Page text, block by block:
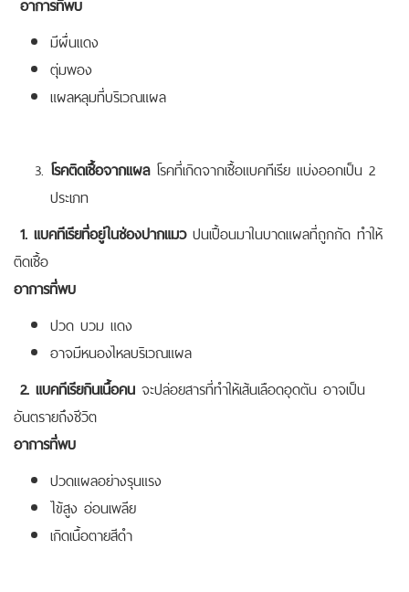
มีผื่นแดง
ตุ่มพอง
แผลหลุมที่บริเวณแผล
โรคติดเชื้อจากแผลโรคที่เกิดจากเชื้อแบคทีเรีย แบ่งออกเป็น 2
ประเภท
1. แบคทีเรียที่อยู่ในช่องปากแมวปนเปื้อนมาในบาดแผลที่ถูกกัด ทำให้
ติดเชื้อ
อาการที่พบ
ปวด บวม แดง
อาจมีหนองไหลบริเวณแผล
2. แบคทีเรียกินเนื้อคน จะปล่อยสารที่ทำให้เส้นเลือดอุดตัน อาจเป็น
อันตรายถึงชีวิต
อาการที่พบ
ปวดแผลอย่างรุนแรง
ไข้สูง อ่อนเพลีย
เกิดเนื้อตายสีดำ